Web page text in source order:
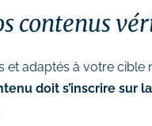
contenus
adaptés à votre
doit s’inscrire sur